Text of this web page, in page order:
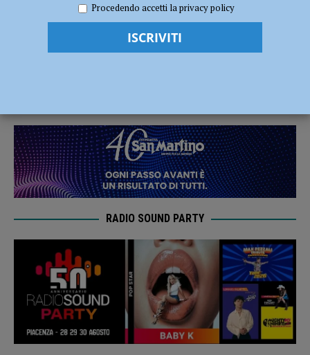
della febbre prima del turno, così la Xpo tutela i dipendenti
Misurazione della febbre prima del turno,
RADIO SOUND PARTY
Procedendo accetti la privacy policy